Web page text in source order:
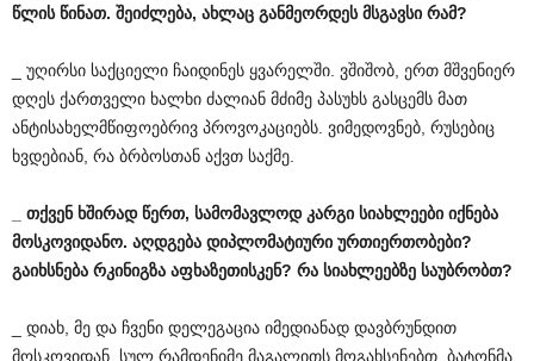
წლის წინათ. შეიძლება, ახლაც განმეორდეს მსგავსი რამ?
_ უღირსი საქციელი ჩაიდინეს ყვარელში. ვშიშობ, ერთ მშვენიერ
დღეს ქართველი ხალხი ძალიან მძიმე პასუხს გასცემს მათ
ანტისახელმწიფოებრივ პროვოკაციებს. ვიმედოვნებ, რუსებიც
ხვდებიან, რა ბრბოსთან აქვთ საქმე.
თქვენ ხშირად წერთ, სამომავლოდ კარგი სიახლეები იქნება
მოსკოვიდანო. აღდგება დიპლომატიური ურთიერთობები?
გაიხსნება რკინიგზა აფხაზეთისკენ? რა სიახლეებზე საუბრობთ?
_ დიახ, მე და ჩვენი დელეგაცია იმედიანად დავბრუნდით
მოსკოვიდან. სულ რამდენიმე მაგალითს მოგახსენებთ. ბატონმა